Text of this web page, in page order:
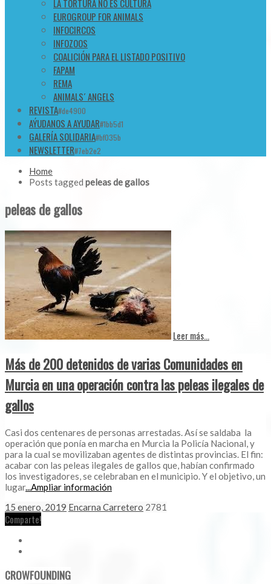
LA TORTURA NO ES CULTURA
EUROGROUP FOR ANIMALS
INFOCIRCOS
INFOZOOS
COALICIÓN PARA EL LISTADO POSITIVO
FAPAM
REMA
ANIMALS´ ANGELS
REVISTA#de4900
AÝUDANOS A AYUDAR#1bb5d1
GALERÍA SOLIDARIA#bf035b
NEWSLETTER#7eb2e2
Home
Posts tagged peleas de gallos
peleas de gallos
Leer más...
Más de 200 detenidos de varias Comunidades en
Murcia en una operación contra las peleas ilegales de
gallos
Casi dos centenares de personas arrestadas. Así se saldaba la
operación que ponía en marcha en Murcia la Policía Nacional, y
para la cual se movilizaban agentes de distintas provincias. El fin:
acabar con las peleas ilegales de gallos que, habían confirmado
los investigadores, se celebraban en el municipio. Y el objetivo, un
lugar...Ampliar información
15 enero, 2019 Encarna Carretero 2781
Comparte!
CROWFOUNDING